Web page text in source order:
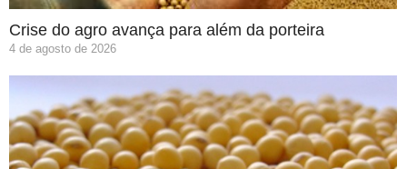
Crise do agro avança para além da porteira
4 de agosto de 2026